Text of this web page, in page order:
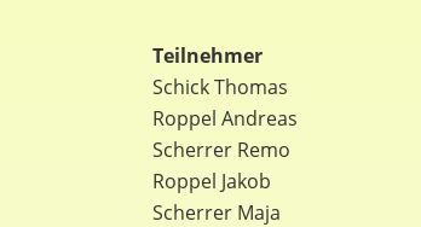
Teilnehmer
Schick Thomas
Roppel Andreas
Scherrer Remo
Roppel Jakob
Scherrer Maja